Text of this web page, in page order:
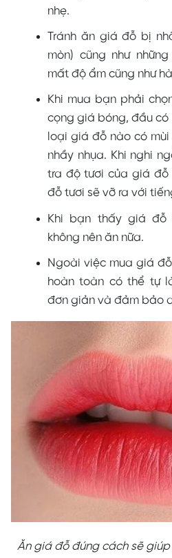
nhẹ.
Tránh ăn giá đỗ bị
mòn) cũng như
mất độ ẩm cũng như
Khi mua bạn phải
cọng giá bóng, đầu có
loại giá đỗ nào có
nhầy nhụa. Khi nghi
tra độ tươi của giá
đỗ tươi sẽ vỡ ra với
Khi bạn thấy giá đỗ
không nên ăn nữa.
Ngoài việc mua giá
hoàn toàn có thể tự
đơn giản và đảm bảo
Ăn giá đỗ đúng cách sẽ